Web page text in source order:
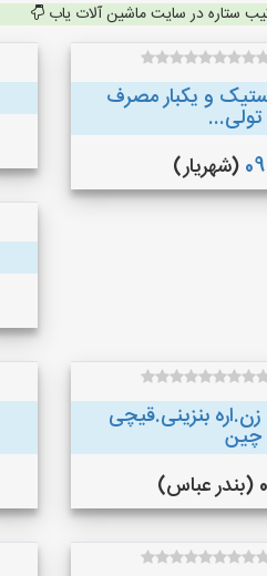
ستاره در سایت ماشین آلات یاب
و یکبار مصرف
(شهریار)
بنزینی.قیچی